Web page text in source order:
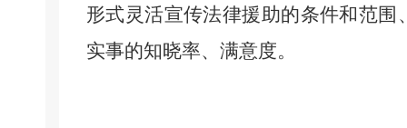
形式灵活宣传法律援助的条件和范
实事的知晓率、满意度。